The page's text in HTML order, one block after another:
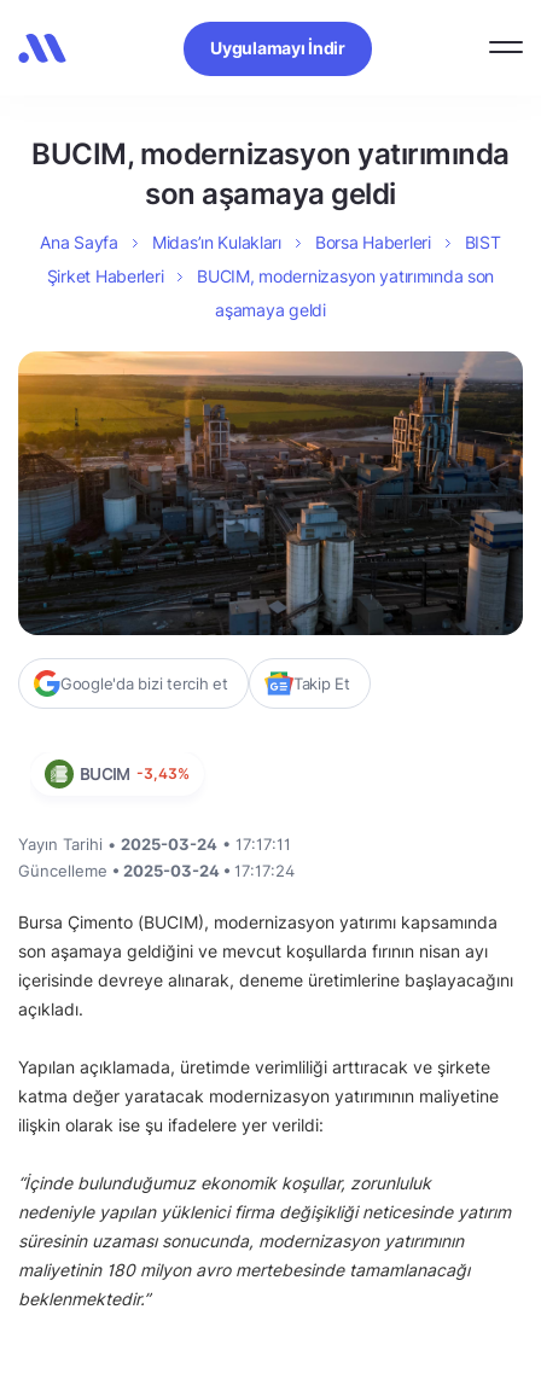
Uygulamayı İndir
BUCIM, modernizasyon yatırımında
son aşamaya geldi
Ana Sayfa Midas’ın Kulakları Borsa Haberleri
BIST
Şirket Haberleri
BUCIM, modernizasyon yatırımında son
aşamaya geldi
Google'da bizi tercih et Takip Et
BUCIM -3,43%
Yayın Tarihi • 2025-03-24 • 17:17:11
Güncelleme • 2025-03-24 • 17:17:24
Bursa Çimento (BUCIM), modernizasyon yatırımı kapsamında
son aşamaya geldiğini ve mevcut koşullarda fırının nisan ayı
içerisinde devreye alınarak, deneme üretimlerine başlayacağını
açıkladı.
Yapılan açıklamada, üretimde verimliliği arttıracak ve şirkete
katma değer yaratacak modernizasyon yatırımının maliyetine
ilişkin olarak ise şu ifadelere yer verildi:
“İçinde bulunduğumuz ekonomik koşullar, zorunluluk
nedeniyle yapılan yüklenici firma değişikliği neticesinde yatırım
süresinin uzaması sonucunda, modernizasyon yatırımının
maliyetinin 180 milyon avro mertebesinde tamamlanacağı
beklenmektedir.”